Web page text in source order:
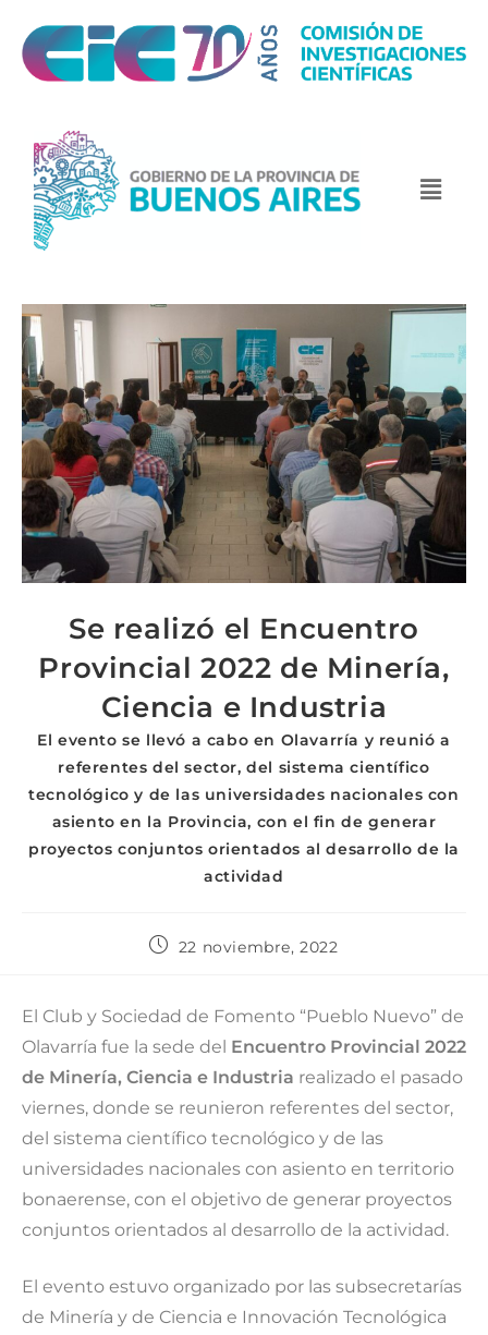
Se realizó el Encuentro
Provincial 2022 de Minería,
Ciencia e Industria
El evento se llevó a cabo en Olavarría y reunió a
referentes del sector, del sistema científico
tecnológico y de las universidades nacionales con
asiento en la Provincia, con el fin de generar
proyectos conjuntos orientados al desarrollo de la
actividad
22 noviembre, 2022
El Club y Sociedad de Fomento “Pueblo Nuevo” de
Olavarría fue la sede del Encuentro Provincial 2022
de Minería, Ciencia e Industria realizado el pasado
viernes, donde se reunieron referentes del sector,
del sistema científico tecnológico y de las
universidades nacionales con asiento en territorio
bonaerense, con el objetivo de generar proyectos
conjuntos orientados al desarrollo de la actividad.
El evento estuvo organizado por las subsecretarías
de Minería y de Ciencia e Innovación Tecnológica